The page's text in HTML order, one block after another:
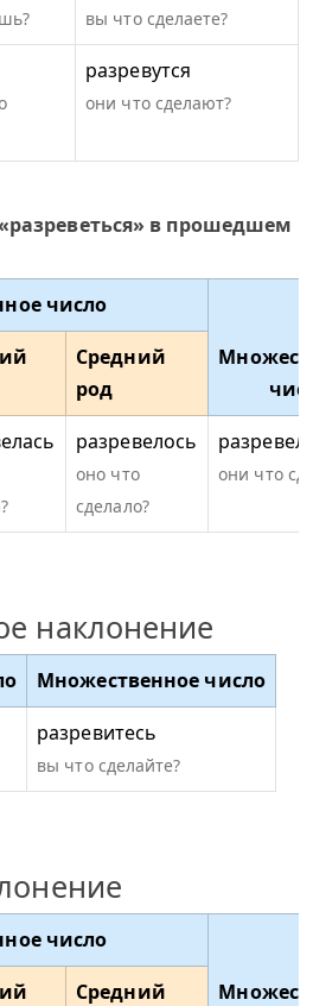
вы что сделаете?
разревутся
они что сделают?
в прошедшем
число
Средний
род
разревелось
оно что
сделало?
они что
наклонение
Множественное число
разревитесь
вы что сделайте?
число
Средний